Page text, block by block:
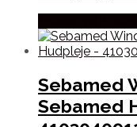
Sebamed
Sebamed